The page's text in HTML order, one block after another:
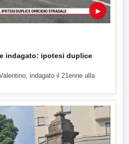
▶
indagato: ipotesi duplice
indagato il 21enne alla